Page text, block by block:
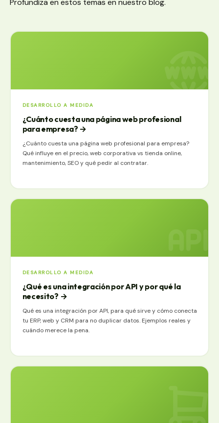
DESARROLLO A MEDIDA
¿Cuánto cuesta una página web profesional
para empresa? →
¿Cuánto cuesta una página web profesional para empresa?
Qué influye en el precio, web corporativa vs tienda online,
mantenimiento, SEO y qué pedir al contratar.
DESARROLLO A MEDIDA
¿Qué es una integración por API y por qué la
necesito? →
Qué es una integración por API, para qué sirve y cómo conecta
tu ERP, web y CRM para no duplicar datos. Ejemplos reales y
cuándo merece la pena.